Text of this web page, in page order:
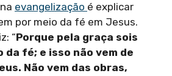
evangelização é explicar
por meio da fé em Jesus.
“Porque pela graça sois
da fé; e isso não vem de
Não vem das obras,